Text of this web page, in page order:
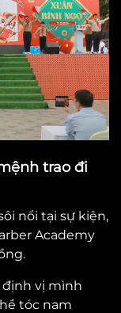
trao đi
nổi tại sự kiện,
Academy
định vị mình
tóc nam